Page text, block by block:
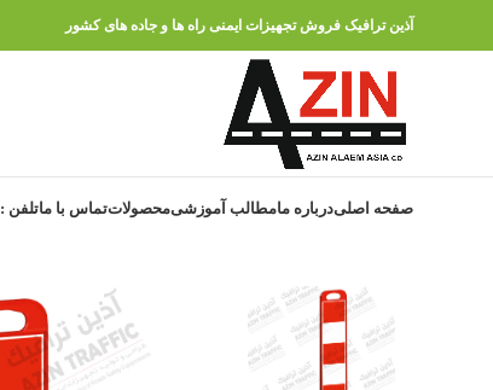
آذین ترافیک فروش تجهیزات ایمنی راه ها و جاده های کشور
صفحه اصلیدرباره مامطالب آموزشیمحصولاتتماس با ماتلفن : 91007181 – 021